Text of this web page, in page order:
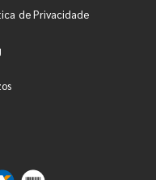
de Privacidade